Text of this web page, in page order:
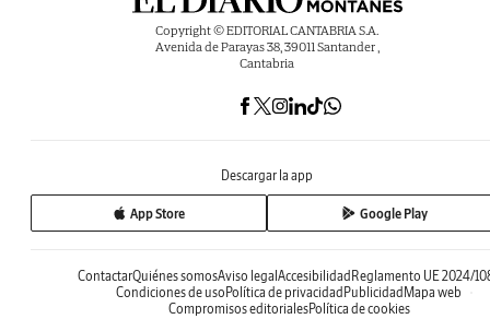
Copyright © EDITORIAL CANTABRIA S.A.
Avenida de Parayas 38, 39011 Santander ,
Cantabria
Descargar la app
App Store Google Play
ContactarQuiénes somosAviso legal Accesibilidad Reglamento UE 2024/
Condiciones de uso Política de privacidad Publicidad Mapa web
Compromisos editorialesPolítica de cookies